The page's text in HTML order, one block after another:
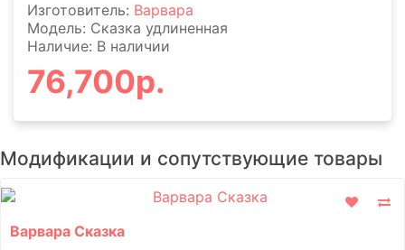
Изготовитель: Варвара
Модель: Сказка удлиненная
Наличие: В наличии
76,700р.
Модификации и сопутствующие товары
Варвара Сказка